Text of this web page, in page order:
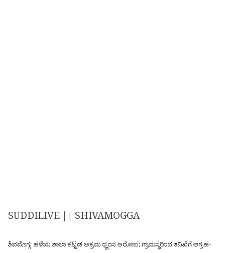
SUDDILIVE || SHIVAMOGGA
​ಶಿವಮೊಗ್ಗ: ಹಳೆಯ ಶಾಲಾ ಕಟ್ಟಡ ಅಕ್ರಮ ಧ್ವಂಸ ಆರೋಪ; ಗ್ರಾಮಸ್ಥರಿಂದ ತನಿಖೆಗೆ ಆಗ್ರಹ-